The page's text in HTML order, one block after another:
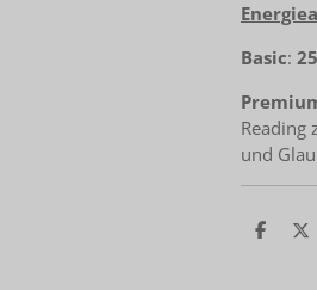
Basic:
Reading
und
T
T